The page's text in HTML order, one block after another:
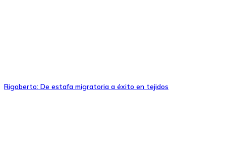
Rigoberto: De estafa migratoria a éxito en tejidos